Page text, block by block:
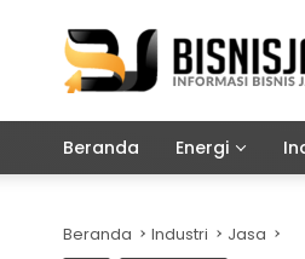
Beranda Energi
Beranda Industri Jasa